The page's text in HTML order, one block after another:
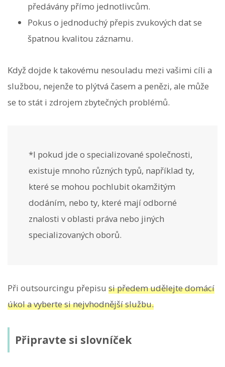
předávány přímo jednotlivcům.
Pokus o jednoduchý přepis zvukových dat se
špatnou kvalitou záznamu.
Když dojde k takovému nesouladu mezi vašimi cíli a
službou, nejenže to plýtvá časem a penězi, ale může
se to stát i zdrojem zbytečných problémů.
*I pokud jde o specializované společnosti,
existuje mnoho různých typů, například ty,
které se mohou pochlubit okamžitým
dodáním, nebo ty, které mají odborné
znalosti v oblasti práva nebo jiných
specializovaných oborů.
Při outsourcingu přepisu si předem udělejte domácí
úkol a vyberte si nejvhodnější službu.
Připravte si slovníček